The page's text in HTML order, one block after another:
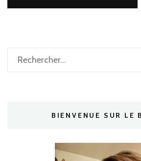
Rechercher :
BIENVENUE SUR LE